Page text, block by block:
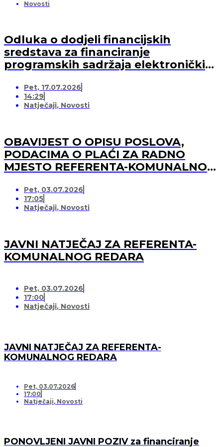
Novosti
Odluka o dodjeli financijskih
sredstava za financiranje
programskih sadržaja elektroničkih
medijskih usluga)
Pet, 17.07.2026
14:29
Natječaji, Novosti
OBAVIJEST O OPISU POSLOVA,
PODACIMA O PLAĆI ZA RADNO
MJESTO REFERENTA-KOMUNALNOG
Pet, 03.07.2026
17:05
Natječaji, Novosti
JAVNI NATJEČAJ ZA REFERENTA-
KOMUNALNOG REDARA
Pet, 03.07.2026
17:00
Natječaji, Novosti
JAVNI NATJEČAJ ZA REFERENTA-
KOMUNALNOG REDARA
Pet, 03.07.2026
17:00
Natječaji, Novosti
PONOVLJENI JAVNI POZIV za financiranje